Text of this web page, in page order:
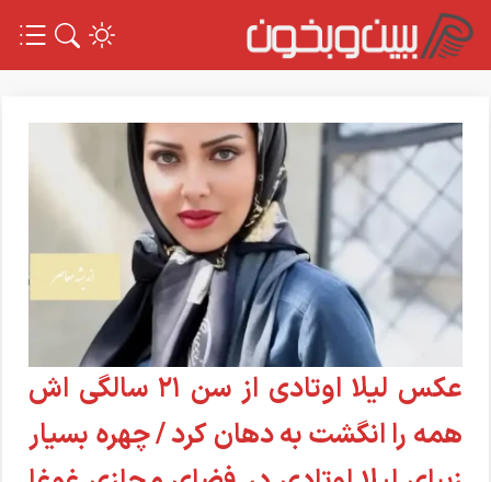
عکس لیلا اوتادی از سن 21 سالگی اش
همه را انگشت به دهان کرد / چهره بسیار